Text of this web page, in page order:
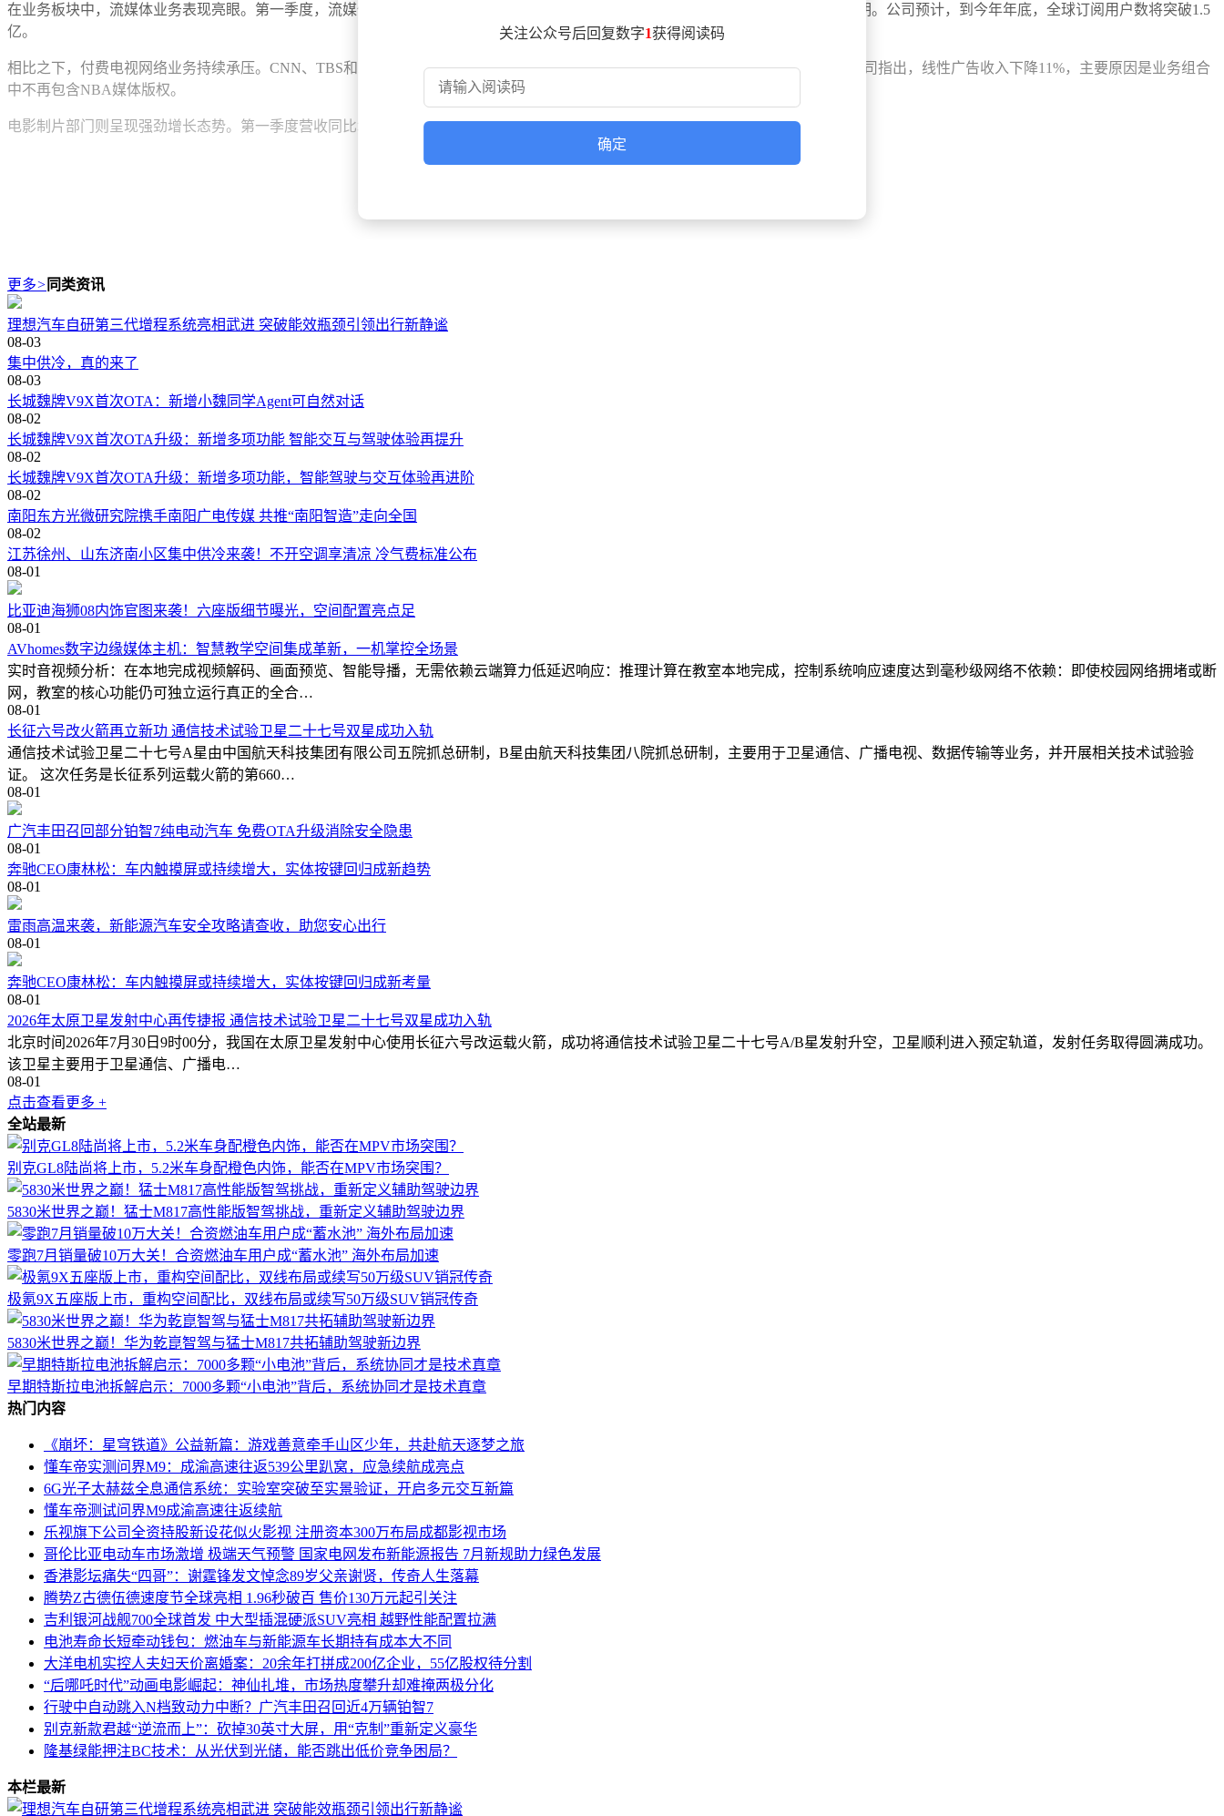
在业务板块中，流媒体业务表现亮眼。第一季度，流媒体总收入增长9%，至约28.9亿美元。全球流媒体用户数超过1.4亿，超出此前预期。公司预计，到今年年底，全球订阅用户数将突破1.5
亿。
相比之下，付费电视网络业务持续承压。CNN、TBS和Discovery Channel等线性电视网络第一季度营收为43.8亿美元，同比下降8%。公司指出，线性广告收入下降11%，主要原因是业务组合
中不再包含NBA媒体版权。
电影制片部门则呈现强劲增长态势。第一季度营收同比增长35%，达到31.3亿美元，成为公司业务中的一大亮点。
关注公众号后回复数字1获得阅读码
确定
更多> 同类资讯
理想汽车自研第三代增程系统亮相武进 突破能效瓶颈引领出行新静谧
08-03
集中供冷，真的来了
08-03
长城魏牌V9X首次OTA：新增小魏同学Agent可自然对话
08-02
长城魏牌V9X首次OTA升级：新增多项功能 智能交互与驾驶体验再提升
08-02
长城魏牌V9X首次OTA升级：新增多项功能，智能驾驶与交互体验再进阶
08-02
南阳东方光微研究院携手南阳广电传媒 共推“南阳智造”走向全国
08-02
江苏徐州、山东济南小区集中供冷来袭！不开空调享清凉 冷气费标准公布
08-01
比亚迪海狮08内饰官图来袭！六座版细节曝光，空间配置亮点足
08-01
AVhomes数字边缘媒体主机：智慧教学空间集成革新，一机掌控全场景
实时音视频分析：在本地完成视频解码、画面预览、智能导播，无需依赖云端算力低延迟响应：推理计算在教室本地完成，控制系统响应速度达到毫秒级网络不依赖：即使校园网络拥堵或断
网，教室的核心功能仍可独立运行真正的全合…
08-01
长征六号改火箭再立新功 通信技术试验卫星二十七号双星成功入轨
通信技术试验卫星二十七号A星由中国航天科技集团有限公司五院抓总研制，B星由航天科技集团八院抓总研制，主要用于卫星通信、广播电视、数据传输等业务，并开展相关技术试验验
证。 这次任务是长征系列运载火箭的第660…
08-01
广汽丰田召回部分铂智7纯电动汽车 免费OTA升级消除安全隐患
08-01
奔驰CEO康林松：车内触摸屏或持续增大，实体按键回归成新趋势
08-01
雷雨高温来袭，新能源汽车安全攻略请查收，助您安心出行
08-01
奔驰CEO康林松：车内触摸屏或持续增大，实体按键回归成新考量
08-01
2026年太原卫星发射中心再传捷报 通信技术试验卫星二十七号双星成功入轨
北京时间2026年7月30日9时00分，我国在太原卫星发射中心使用长征六号改运载火箭，成功将通信技术试验卫星二十七号A/B星发射升空，卫星顺利进入预定轨道，发射任务取得圆满成功。
该卫星主要用于卫星通信、广播电…
08-01
点击查看更多 +
全站最新
别克GL8陆尚将上市，5.2米车身配橙色内饰，能否在MPV市场突围？
5830米世界之巅！猛士M817高性能版智驾挑战，重新定义辅助驾驶边界
零跑7月销量破10万大关！合资燃油车用户成“蓄水池” 海外布局加速
极氪9X五座版上市，重构空间配比，双线布局或续写50万级SUV销冠传奇
5830米世界之巅！华为乾崑智驾与猛士M817共拓辅助驾驶新边界
早期特斯拉电池拆解启示：7000多颗“小电池”背后，系统协同才是技术真章
热门内容
《崩坏：星穹铁道》公益新篇：游戏善意牵手山区少年，共赴航天逐梦之旅
懂车帝实测问界M9：成渝高速往返539公里趴窝，应急续航成亮点
6G光子太赫兹全息通信系统：实验室突破至实景验证，开启多元交互新篇
懂车帝测试问界M9成渝高速往返续航
乐视旗下公司全资持股新设花似火影视 注册资本300万布局成都影视市场
哥伦比亚电动车市场激增 极端天气预警 国家电网发布新能源报告 7月新规助力绿色发展
香港影坛痛失“四哥”：谢霆锋发文悼念89岁父亲谢贤，传奇人生落幕
腾势Z古德伍德速度节全球亮相 1.96秒破百 售价130万元起引关注
吉利银河战舰700全球首发 中大型插混硬派SUV亮相 越野性能配置拉满
电池寿命长短牵动钱包：燃油车与新能源车长期持有成本大不同
大洋电机实控人夫妇天价离婚案：20余年打拼成200亿企业，55亿股权待分割
“后哪吒时代”动画电影崛起：神仙扎堆，市场热度攀升却难掩两极分化
行驶中自动跳入N档致动力中断？广汽丰田召回近4万辆铂智7
别克新款君越“逆流而上”：砍掉30英寸大屏，用“克制”重新定义豪华
隆基绿能押注BC技术：从光伏到光储，能否跳出低价竞争困局？
本栏最新